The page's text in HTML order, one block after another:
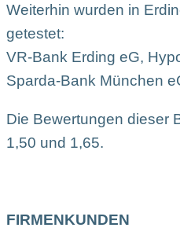
Weiterhin wurden in
getestet:
VR-Bank Erding eG,
Sparda-Bank München
Die Bewertungen dieser
1,50 und 1,65.
FIRMENKUNDEN